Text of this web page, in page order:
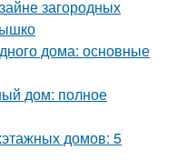
загородных
дома: основные
дом: полное
домов: 5